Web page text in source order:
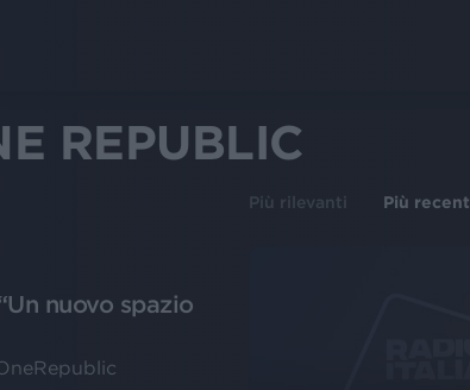
REPUBLIC
Più rilevanti Più
nuovo spazio